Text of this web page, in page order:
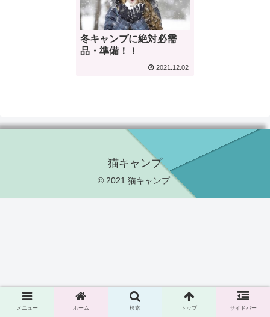
冬キャンプに絶対必需
品・準備！！
2021.12.02
猫キャンプ
© 2021 猫キャンプ.
メニュー ホーム 検索 トップ サイドバー